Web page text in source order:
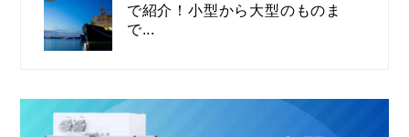
で紹介！小型から大型のものま
で...